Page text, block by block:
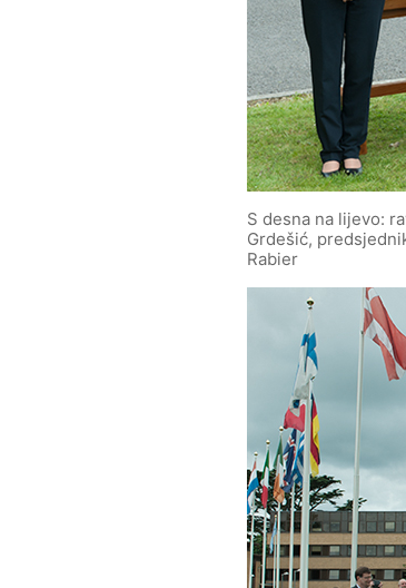
S desna na lijevo:
Grdešić,
Rabier